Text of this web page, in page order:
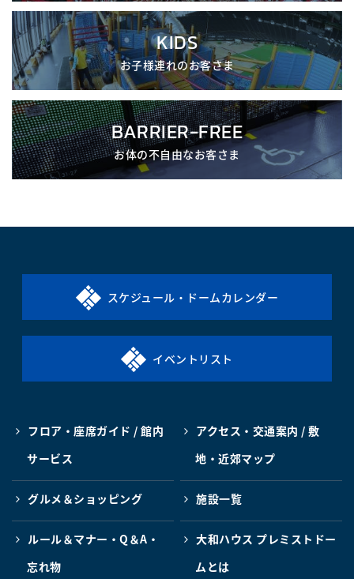
KIDS
お子様連れのお客さま
BARRIER-FREE
お体の不自由なお客さま
スケジュール・ドームカレンダー
イベントリスト
フロア・座席ガイド / 館内
サービス
アクセス・交通案内 / 敷
地・近郊マップ
グルメ＆ショッピング 施設一覧
ルール＆マナー・Q＆A・
忘れ物
大和ハウス プレミストドー
ムとは